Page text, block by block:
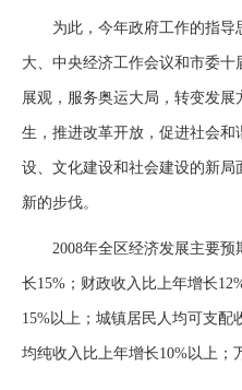
为此，今年政府工作的指导
大、中央经济工作会议和市委
展观，服务奥运大局，转变发
生，推进改革开放，促进社会
设、文化建设和社会建设的新局
新的步伐。
2008年全区经济发展主要预
长15%；财政收入比上年增长
15%以上；城镇居民人均可支配
均纯收入比上年增长10%以上；